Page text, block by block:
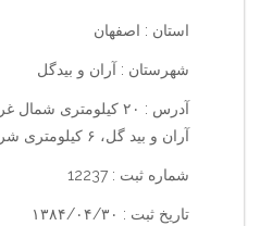
استان : اصفهان
شهرستان : آران و بیدگل
آدرس : ۲۰ کیلومتری
آران و بید گل، ۶ کیلومتری شرق روستای مشکان
شماره ثبت : 12237
تاریخ ثبت : ۱۳۸۴/۰۴/۳۰